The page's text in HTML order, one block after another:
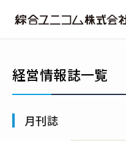
ニ
コ
経営情報誌一覧
月刊誌